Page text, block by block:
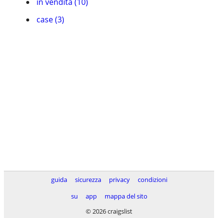
case (3)
guida sicurezza privacy
condizioni
su
app
mappa del sito
© 2026 craigslist